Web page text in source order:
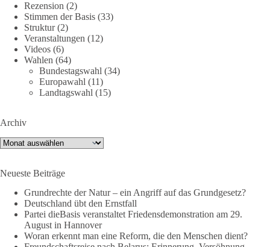
#dieBasis #Umfrage
659 669
DieBasis
2 Tage(n) zuvor
💧 Wasser ist kein globales Experiment
Robert Habecks (Bündnis 90/Die Grünen) Lieblingsökonomin
Economic Forum (WEF). In ihrer Rede zu globalen
Ressourcen als globale Güter zu betrachten. Da es bei den
Covid-19-„Impfungen“ nicht gelungen ist, die ganze Welt
„durchzuimpfen“, kritisiert sie dies als globales Versagen und
betrachtet Wasser nun als „globales Gemeingut“.
Rezension (2)
Stimmen der Basis (33)
Struktur(2)
Veranstaltungen (12)
Videos (6)
Wahlen (64)
Bundestagswahl (34)
Europawahl (11)
Landtagswahl (15)
Archiv
Archiv
Neueste Beiträge
Grundrechte der Natur – ein Angriff auf das Grundgesetz?
Deutschland übt den Ernstfall
Partei dieBasis veranstaltet Friedensdemonstration am 29.
August in Hannover
Woran erkennt man eine Reform, die den Menschen dient?